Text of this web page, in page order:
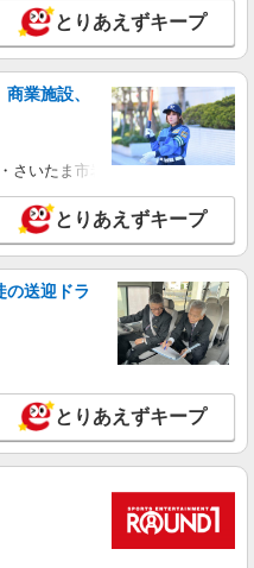
とりあえずキープ
業施設、
さいたま市岩槻区・久喜市・蓮田
とりあえずキープ
の送迎ドラ
とりあえずキープ